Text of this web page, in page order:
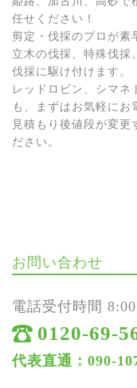
任せください！
剪定・伐採のプロが素
立木の伐採、特殊伐採
伐採に駆け付けます。
レッドロビン、シマネ
も、まずはお気軽にお
見積もり後値段が変更
ださい。
お問い合わせ
電話受付時間
0120-69-
代表直通：090-